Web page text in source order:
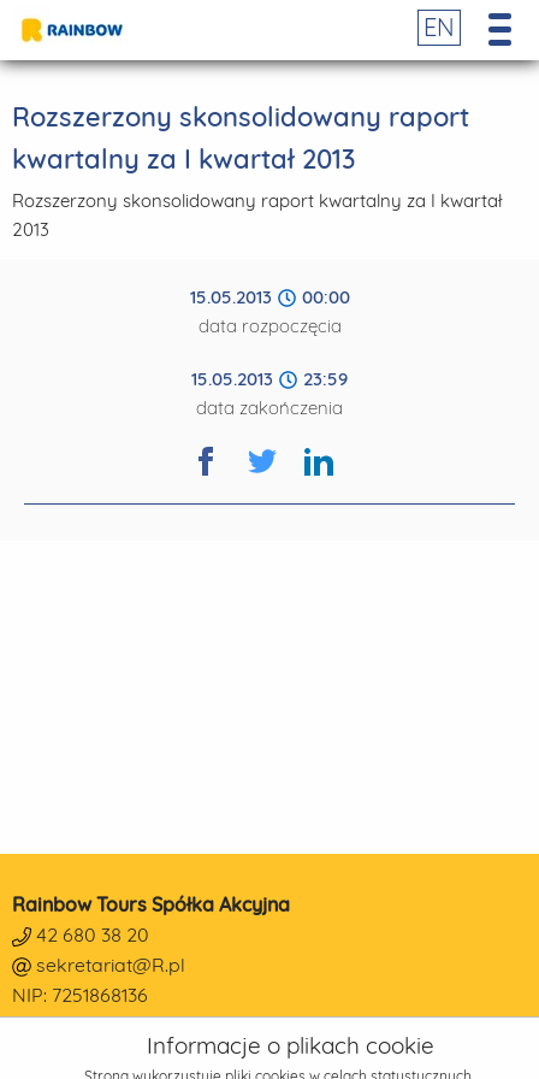
EN
Rozszerzony skonsolidowany raport
kwartalny za I kwartał 2013
Rozszerzony skonsolidowany raport kwartalny za I kwartał
2013
15.05.2013
00:00
data rozpoczęcia
15.05.2013
23:59
data zakończenia
Rainbow Tours Spółka Akcyjna
42 680 38 20
sekretariat@R.pl
NIP: 7251868136
REGON: 473190014
KRS: 0000178650Informacje o plikach cookie